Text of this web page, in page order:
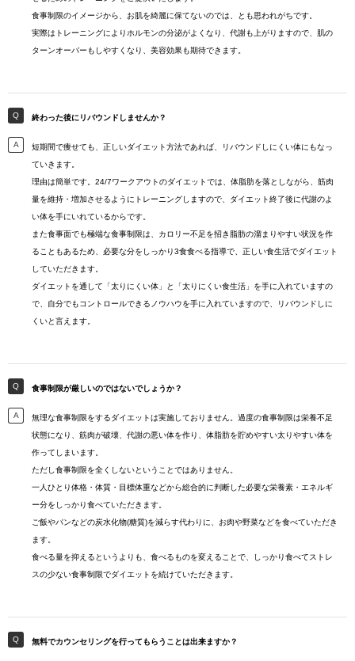
食事制限のイメージから、お肌を綺麗に保てないのでは、とも思われがちです。
実際はトレーニングによりホルモンの分泌がよくなり、代謝も上がりますので、肌の
ターンオーバーもしやすくなり、美容効果も期待できます。
終わった後にリバウンドしませんか？
短期間で痩せても、正しいダイエット方法であれば、リバウンドしにくい体にもなっ
ていきます。
理由は簡単です。24/7ワークアウトのダイエットでは、体脂肪を落としながら、筋肉
量を維持・増加させるようにトレーニングしますので、ダイエット終了後に代謝のよ
い体を手にいれているからです。
また食事面でも極端な食事制限は、カロリー不足を招き脂肪の溜まりやすい状況を作
ることもあるため、必要な分をしっかり3食食べる指導で、正しい食生活でダイエット
していただきます。
ダイエットを通して「太りにくい体」と「太りにくい食生活」を手に入れていますの
で、自分でもコントロールできるノウハウを手に入れていますので、リバウンドしに
くいと言えます。
食事制限が厳しいのではないでしょうか？
無理な食事制限をするダイエットは実施しておりません。過度の食事制限は栄養不足
状態になり、筋肉が破壊、代謝の悪い体を作り、体脂肪を貯めやすい太りやすい体を
作ってしまいます。
ただし食事制限を全くしないということではありません。
一人ひとり体格・体質・目標体重などから総合的に判断した必要な栄養素・エネルギ
ー分をしっかり食べていただきます。
ご飯やパンなどの炭水化物(糖質)を減らす代わりに、お肉や野菜などを食べていただき
ます。
食べる量を抑えるというよりも、食べるものを変えることで、しっかり食べてストレ
スの少ない食事制限でダイエットを続けていただきます。
無料でカウンセリングを行ってもらうことは出来ますか？